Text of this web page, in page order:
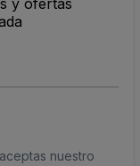
y ofertas
nuestro